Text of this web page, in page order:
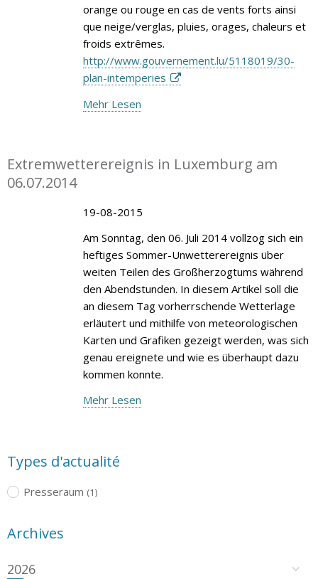
orange ou rouge en cas de vents forts ainsi
que neige/verglas, pluies, orages, chaleurs et
froids extrêmes.
http://www.gouvernement.lu/5118019/30-
plan-intemperies
Mehr Lesen
Extremwetterereignis in Luxemburg am
06.07.2014
19-08-2015
Am Sonntag, den 06. Juli 2014 vollzog sich ein
heftiges Sommer-Unwetterereignis über
weiten Teilen des Großherzogtums während
den Abendstunden. In diesem Artikel soll die
an diesem Tag vorherrschende Wetterlage
erläutert und mithilfe von meteorologischen
Karten und Grafiken gezeigt werden, was sich
genau ereignete und wie es überhaupt dazu
kommen konnte.
Mehr Lesen
Types d'actualité
Presseraum (1)
Archives
2026